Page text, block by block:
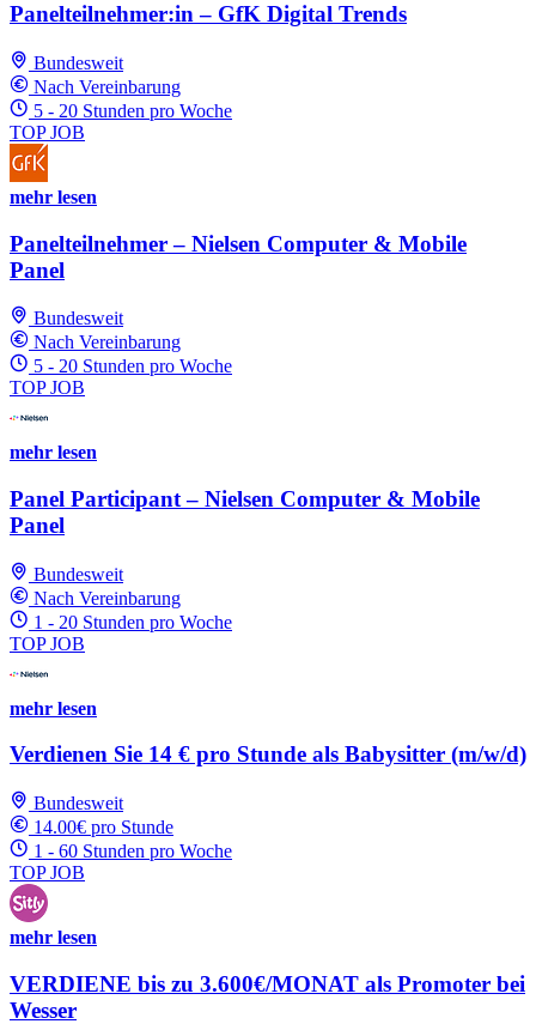
Panelteilnehmer:in – GfK Digital Trends
Bundesweit
Nach Vereinbarung
5 - 20 Stunden pro Woche
TOP JOB
mehr lesen
Panelteilnehmer – Nielsen Computer & Mobile
Panel
Bundesweit
Nach Vereinbarung
5 - 20 Stunden pro Woche
TOP JOB
mehr lesen
Panel Participant – Nielsen Computer & Mobile
Panel
Bundesweit
Nach Vereinbarung
1 - 20 Stunden pro Woche
TOP JOB
mehr lesen
Verdienen Sie 14 € pro Stunde als Babysitter (m/w/d)
Bundesweit
14.00€ pro Stunde
1 - 60 Stunden pro Woche
TOP JOB
mehr lesen
VERDIENE bis zu 3.600€/MONAT als Promoter bei
Wesser